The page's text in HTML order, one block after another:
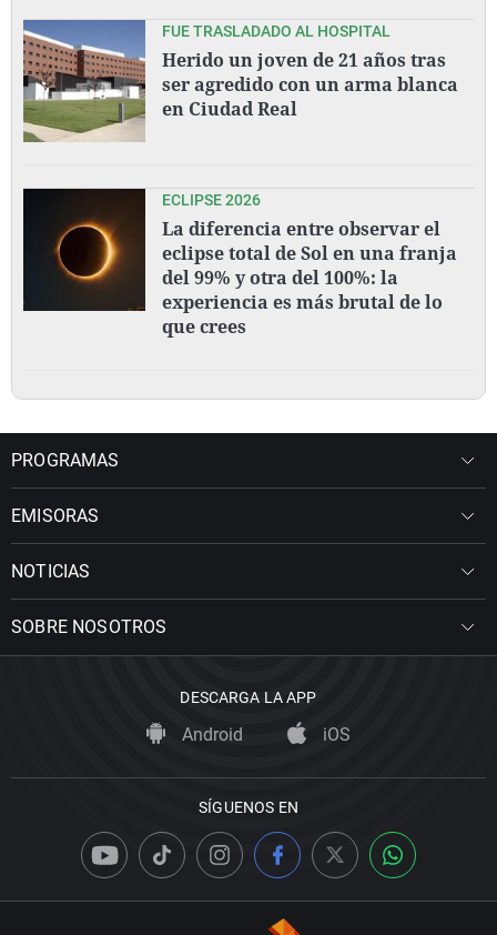
FUE TRASLADADO AL HOSPITAL
Herido un joven de 21 años tras
ser agredido con un arma blanca
en Ciudad Real
ECLIPSE 2026
La diferencia entre observar el
eclipse total de Sol en una franja
del 99% y otra del 100%: la
experiencia es más brutal de lo
que crees
PROGRAMAS
EMISORAS
NOTICIAS
SOBRE NOSOTROS
DESCARGA LA APP
Android iOS
SÍGUENOS EN